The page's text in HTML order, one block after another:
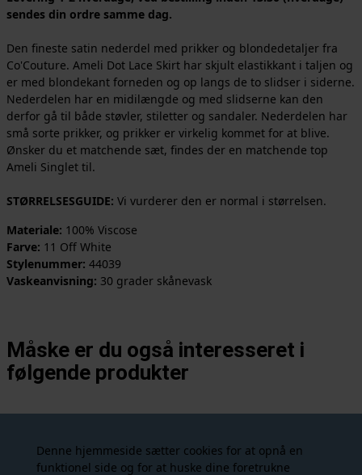
Denne hjemmeside sætter cookies for at opnå en
funktionel side og for at huske dine foretrukne
sendes din ordre samme dag.
Den fineste satin nederdel med prikker og blondedetaljer fra
Co'Couture. Ameli Dot Lace Skirt har skjult elastikkant i taljen og
er med blondekant forneden og op langs de to slidser i siderne.
Nederdelen har en midilængde og med slidserne kan den
derfor gå til både støvler, stiletter og sandaler. Nederdelen har
små sorte prikker, og prikker er virkelig kommet for at blive.
Ønsker du et matchende sæt, findes der en matchende top
Ameli Singlet til.
STØRRELSESGUIDE: Vi vurderer den er normal i størrelsen.
Materiale: 100% Viscose
Farve: 11 Off White
Stylenummer: 44039
Vaskeanvisning: 30 grader skånevask
Måske er du også interesseret i
følgende produkter